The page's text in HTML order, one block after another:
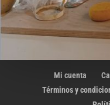
Mi cuenta
Términos y